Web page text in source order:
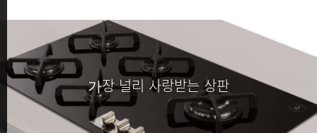
가장 널리 사랑받는 상판